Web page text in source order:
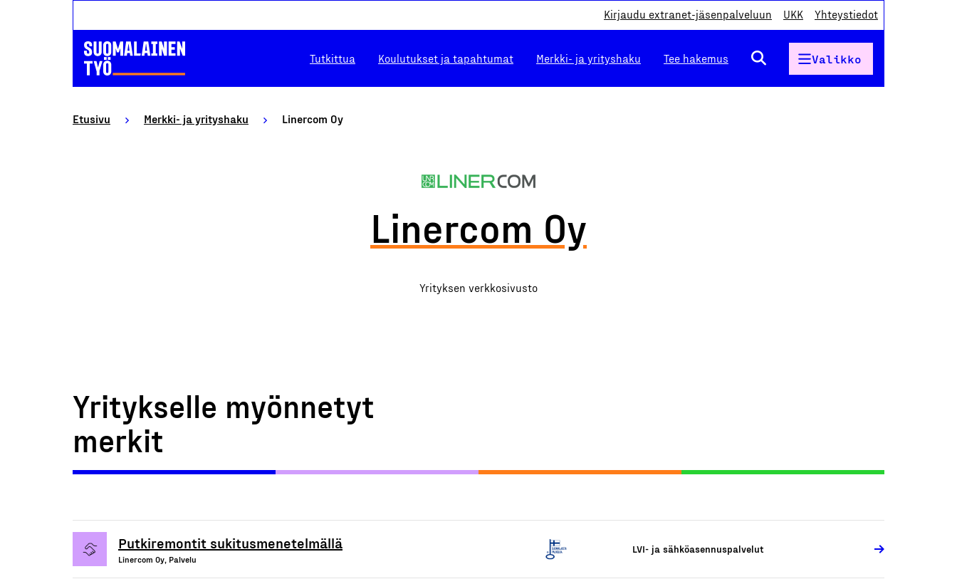
Kirjaudu extranet-jäsenpalveluun UKK Yhteystiedot
Tutkittua Koulutukset ja tapahtumat Merkki- ja yrityshaku Tee hakemus Valikko
Etusivu Merkki- ja yrityshaku Linercom Oy
Linercom Oy
Yrityksen verkkosivusto
Yritykselle myönnetyt
merkit
Putkiremontit sukitusmenetelmällä
Linercom Oy, Palvelu
LVI- ja sähköasennuspalvelut